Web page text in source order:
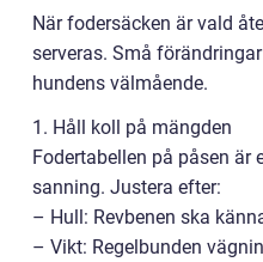
När fodersäcken är vald
serveras. Små
hundens välmående.
1. Håll koll på mängden
Fodertabellen på påsen är
sanning. Justera efter:
– Hull: Revbenen ska
– Vikt: Regelbunden